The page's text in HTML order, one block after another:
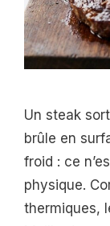
Un steak
brûle en
froid : ce
physique.
thermiques,